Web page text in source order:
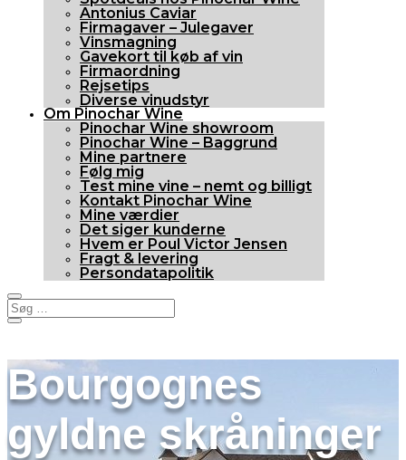
Antonius Caviar
Firmagaver – Julegaver
Vinsmagning
Gavekort til køb af vin
Firmaordning
Rejsetips
Diverse vinudstyr
Om Pinochar Wine
Pinochar Wine showroom
Pinochar Wine – Baggrund
Mine partnere
Følg mig
Test mine vine – nemt og billigt
Kontakt Pinochar Wine
Mine værdier
Det siger kunderne
Hvem er Poul Victor Jensen
Fragt & levering
Persondatapolitik
Bourgognes
gyldne skråninger